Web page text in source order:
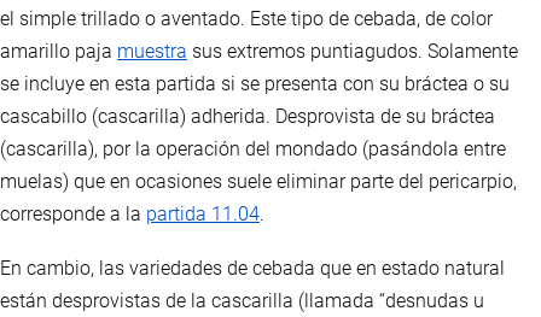
el simple trillado o aventado. Este tipo de cebada, de color
amarillo paja muestra sus extremos puntiagudos. Solamente
se incluye en esta partida si se presenta con su bráctea o su
cascabillo (cascarilla) adherida. Desprovista de su bráctea
(cascarilla), por la operación del mondado (pasándola entre
muelas) que en ocasiones suele eliminar parte del pericarpio,
corresponde a la partida 11.04.
En cambio, las variedades de cebada que en estado natural
están desprovistas de la cascarilla (llamada “desnudas u